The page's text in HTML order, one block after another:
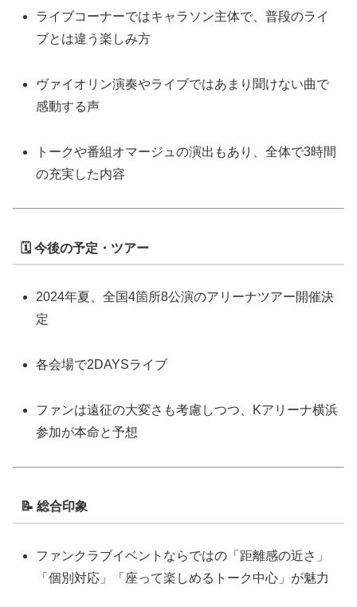
ライブコーナーではキャラソン主体で、普段のライ
ブとは違う楽しみ方
ヴァイオリン演奏やライブではあまり聞けない曲で
感動する声
トークや番組オマージュの演出もあり、全体で3時間
の充実した内容
🗓 今後の予定・ツアー
2024年夏、全国4箇所8公演のアリーナツアー開催決
定
各会場で2DAYSライブ
ファンは遠征の大変さも考慮しつつ、Kアリーナ横浜
参加が本命と予想
📝 総合印象
ファンクラブイベントならではの「距離感の近さ」
「個別対応」「座って楽しめるトーク中心」が魅力